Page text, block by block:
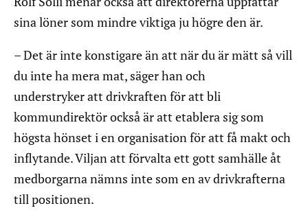
sina löner som mindre viktiga ju högre den är.
– Det är inte konstigare än att när du är mätt så vill
du inte ha mera mat, säger han och
understryker att drivkraften för att bli
kommundirektör också är att etablera sig som
högsta hönset i en organisation för att få makt och
inflytande. Viljan att förvalta ett gott samhälle åt
medborgarna nämns inte som en av drivkrafterna
till positionen.